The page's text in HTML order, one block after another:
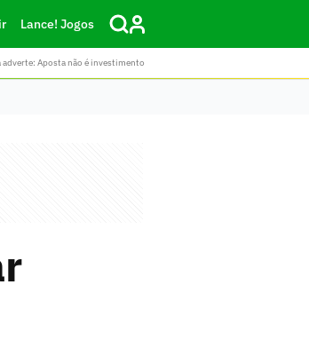
Lance! Jogos
Aposta não é investimento